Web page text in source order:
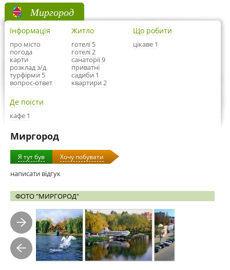
Миргород
Інформація
про місто
погода
карти
розклад з/д
турфірми 5
вопрос-ответ
Житло
готелі 5
готелі 2
санаторії 9
приватні
садиби 1
квартири 2
Що робити
цікаве 1
Де поїсти
кафе 1
Миргород
Я тут був Хочу побувати
написати відгук
ФОТО "МИРГОРОД"